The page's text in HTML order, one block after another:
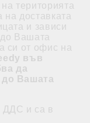
територията
доставката
и зависи
Вашата
си от офис на
във
да
до Вашата
ДДС и са в